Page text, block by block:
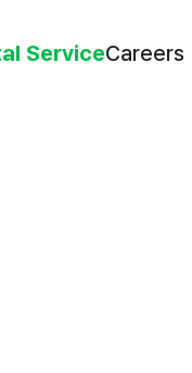
ServiceCareers